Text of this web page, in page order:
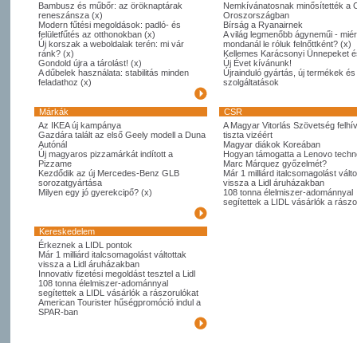
Bambusz és műbőr: az öröknaptárak
reneszánsza (x)
Modern fűtési megoldások: padló- és
felületfűtés az otthonokban (x)
Új korszak a weboldalak terén: mi vár
ránk? (x)
Gondold újra a tárolást! (x)
A dűbelek használata: stabilitás minden
feladathoz (x)
Nemkívánatosnak minősítették a
Oroszországban
Bírság a Ryanairnek
A világ legmenőbb ágyneműi -
mondanál le róluk felnőttként? (x)
Kellemes Karácsonyi Ünnepeket
Új Évet kívánunk!
Újrainduló gyártás, új termékek és
szolgáltatások
Márkák
CSR
Az IKEA új kampánya
Gazdára talált az első Geely modell a Duna
Autónál
Új magyaros pizzamárkát indított a
Pizzame
Kezdődik az új Mercedes-Benz GLB
sorozatgyártása
Milyen egy jó gyerekcipő? (x)
A Magyar Vitorlás Szövetség
tiszta vizéért
Magyar diákok Koreában
Hogyan támogatta a Lenovo
Marc Márquez győzelmét?
Már 1 milliárd italcsomagolást
vissza a Lidl áruházakban
108 tonna élelmiszer-adománnyal
segítettek a LIDL vásárlók a
Kereskedelem
Érkeznek a LIDL pontok
Már 1 milliárd italcsomagolást váltottak
vissza a Lidl áruházakban
Innovativ fizetési megoldást tesztel a Lidl
108 tonna élelmiszer-adománnyal
segítettek a LIDL vásárlók a rászorulókat
American Tourister hűségpromóció indul a
SPAR-ban